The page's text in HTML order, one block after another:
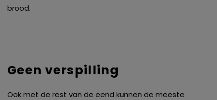
brood.
Geen verspilling
Ook met de rest van de eend kunnen de meeste